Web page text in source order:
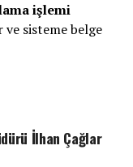
işlemi
sisteme belge
İlhan Çağlar